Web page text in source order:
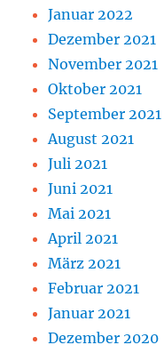
Januar 2022
Dezember 2021
November 2021
Oktober 2021
September 2021
August 2021
Juli 2021
Juni 2021
Mai 2021
April 2021
März 2021
Februar 2021
Januar 2021
Dezember 2020